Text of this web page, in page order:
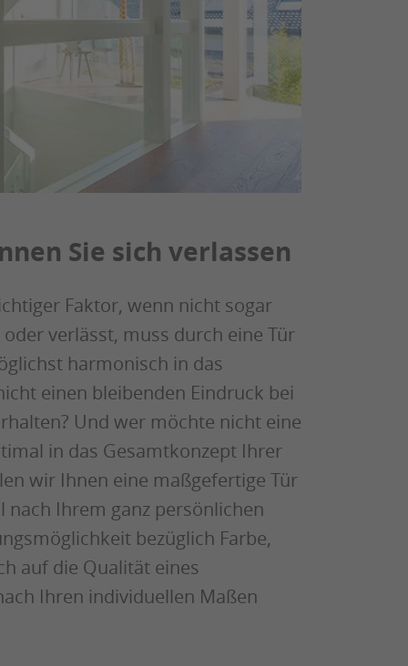
Sie sich verlassen
Faktor, wenn nicht sogar
verlässt, muss durch eine Tür
harmonisch in das
einen bleibenden Eindruck bei
Und wer möchte nicht eine
in das Gesamtkonzept Ihrer
wir Ihnen eine maßgefertige Tür
nach Ihrem ganz persönlichen
bezüglich Farbe,
auf die Qualität eines
Ihren individuellen Maßen